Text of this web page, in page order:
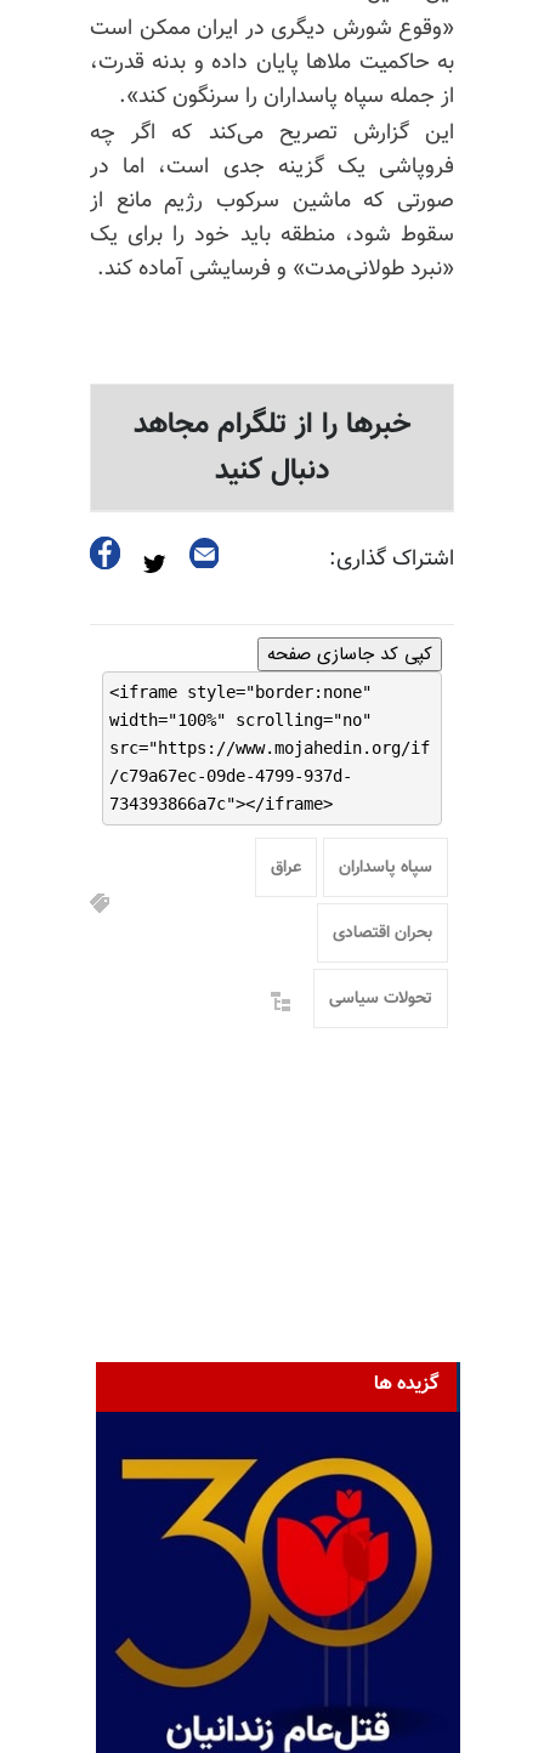
«وقوع شورش دیگری در ایران ممکن است
به حاکمیت ملاها پایان داده و بدنه قدرت،
از جمله سپاه پاسداران را سرنگون کند».
این گزارش تصریح می‌کند که اگر چه
فروپاشی یک گزینه جدی است، اما در
صورتی که ماشین سرکوب رژیم مانع از
سقوط شود، منطقه باید خود را برای یک
«نبرد طولانی‌مدت» و فرسایشی آماده کند.
خبرها را از تلگرام مجاهد
دنبال کنید
اشتراک گذاری:
کپی کد جاسازی صفحه
<iframe style="border:none"
width="100%" scrolling="no"
src="https://www.mojahedin.org/if
/c79a67ec-09de-4799-937d-
734393866a7c"></iframe>
سپاه پاسداران عراق
بحران اقتصادی
تحولات سیاسی
گزیده ها